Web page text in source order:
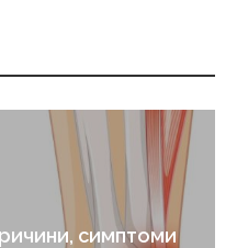
симптоми